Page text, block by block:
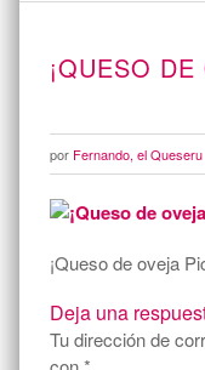
¡QUESO
por Fernando, el Queseru
¡Queso de oveja
Deja una
Tu dirección de